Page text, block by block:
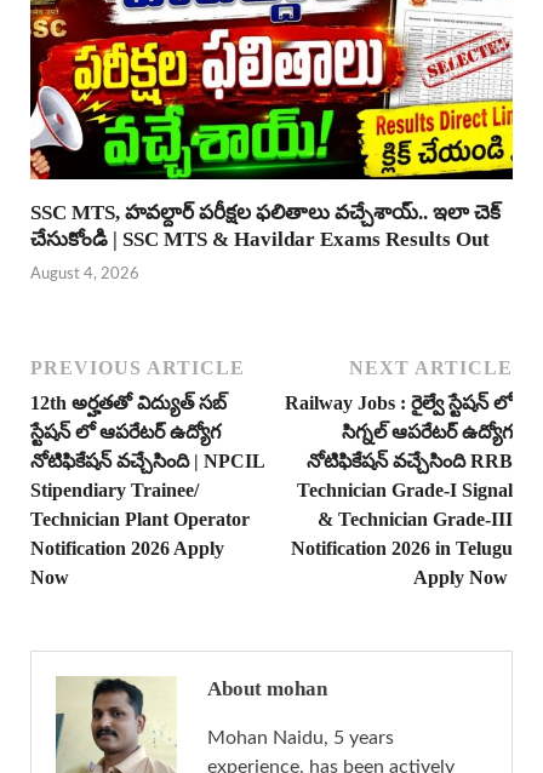
SSC MTS, హవల్దార్ పరీక్షల ఫలితాలు వచ్చేశాయ్.. ఇలా చెక్
చేసుకోండి | SSC MTS & Havildar Exams Results Out
August 4, 2026
PREVIOUS ARTICLE
12th అర్హతతో విద్యుత్ సబ్
స్టేషన్ లో ఆపరేటర్ ఉద్యోగ
నోటిఫికేషన్ వచ్చేసింది | NPCIL
Stipendiary Trainee/
Technician Plant Operator
Notification 2026 Apply
Now
NEXT ARTICLE
Railway Jobs : రైల్వే స్టేషన్ లో
సిగ్నల్ ఆపరేటర్ ఉద్యోగ
నోటిఫికేషన్ వచ్చేసింది RRB
Technician Grade-I Signal
& Technician Grade-III
Notification 2026 in Telugu
Apply Now
About mohan
Mohan Naidu, 5 years
experience, has been actively